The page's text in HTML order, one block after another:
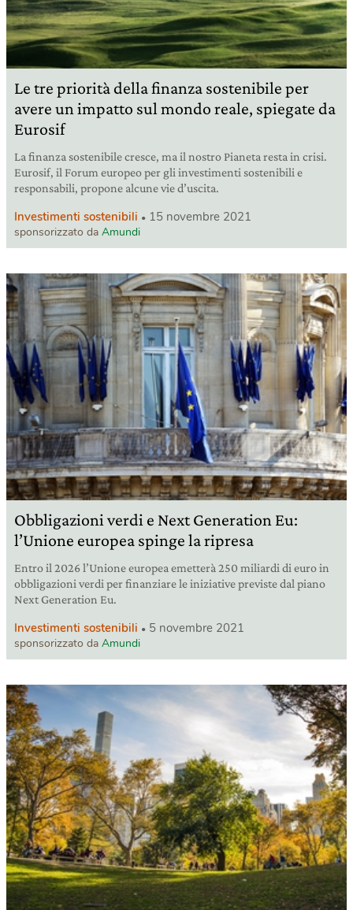
Le tre priorità della finanza sostenibile per
avere un impatto sul mondo reale, spiegate da
Eurosif
La finanza sostenibile cresce, ma il nostro Pianeta resta in crisi.
Eurosif, il Forum europeo per gli investimenti sostenibili e
responsabili, propone alcune vie d’uscita.
Investimenti sostenibili 15 novembre 2021
sponsorizzato da Amundi
Obbligazioni verdi e Next Generation Eu:
l’Unione europea spinge la ripresa
Entro il 2026 l’Unione europea emetterà 250 miliardi di euro in
obbligazioni verdi per finanziare le iniziative previste dal piano
Next Generation Eu.
Investimenti sostenibili 5 novembre 2021
sponsorizzato da Amundi